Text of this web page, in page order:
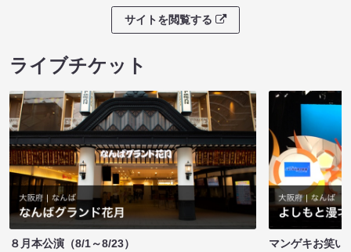
サイトを閲覧する
ライブチケット
８月本公演（8/1～8/23）
マンゲキお笑い